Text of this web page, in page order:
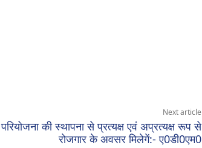
Next article
परियोजना की स्थापना से प्रत्यक्ष एवं अप्रत्यक्ष रूप से
रोजगार के अवसर मिलेगें:- ए0डी0एम0